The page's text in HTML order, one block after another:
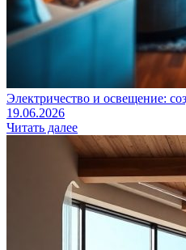
Электричество и освещение:
19.06.2026
Читать далее